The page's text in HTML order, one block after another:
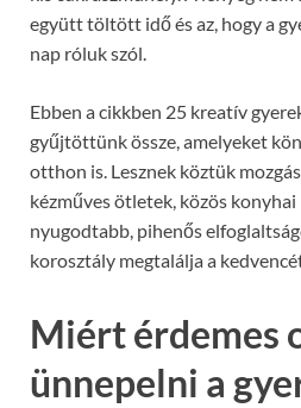
együtt töltött idő és az, hogy a
nap róluk szól.
Ebben a cikkben 25 kreatív
gyűjtöttünk össze, amelyeket
otthon is. Lesznek köztük
kézműves ötletek, közös
nyugodtabb, pihenős
korosztály megtalálja a
Miért érdemes
ünnepelni a